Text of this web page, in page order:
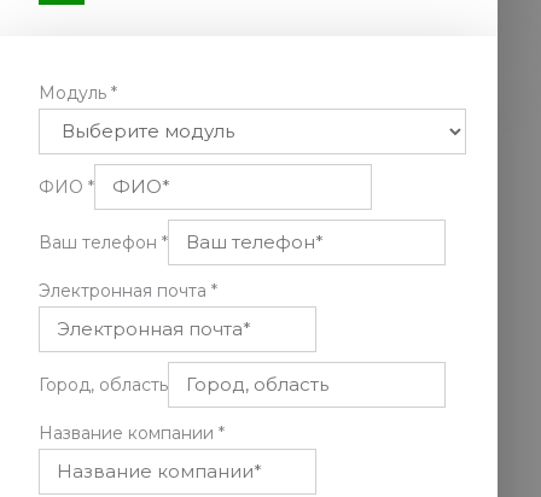
Модуль *
ФИО *
Ваш телефон *
Электронная почта *
Город, область
Название компании *